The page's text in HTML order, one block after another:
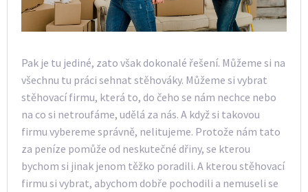
Pak je tu jediné, zato však dokonalé řešení. Můžeme si na
všechnu tu práci sehnat stěhováky. Můžeme si vybrat
stěhovací firmu, která to, do čeho se nám nechce nebo
na co si netroufáme, udělá za nás. A když si takovou
firmu vybereme správně, nelitujeme. Protože nám tato
za peníze pomůže od neskutečné dřiny, se kterou
bychom si jinak jenom těžko poradili. A kterou stěhovací
firmu si vybrat, abychom dobře pochodili a nemuseli se